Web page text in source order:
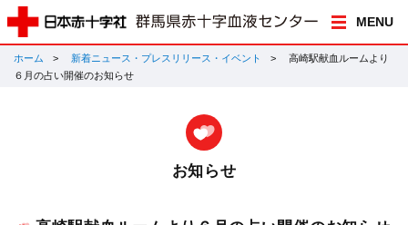
MENU
ホーム 新着ニュース・プレスリリース・イベント
高崎駅献血ルームより
６月の占い開催のお知らせ
お知らせ